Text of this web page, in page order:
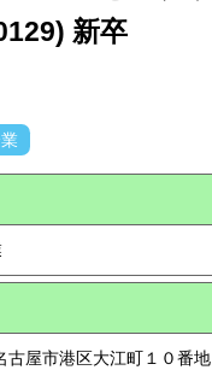
新卒
屋市港区大江町１０番地